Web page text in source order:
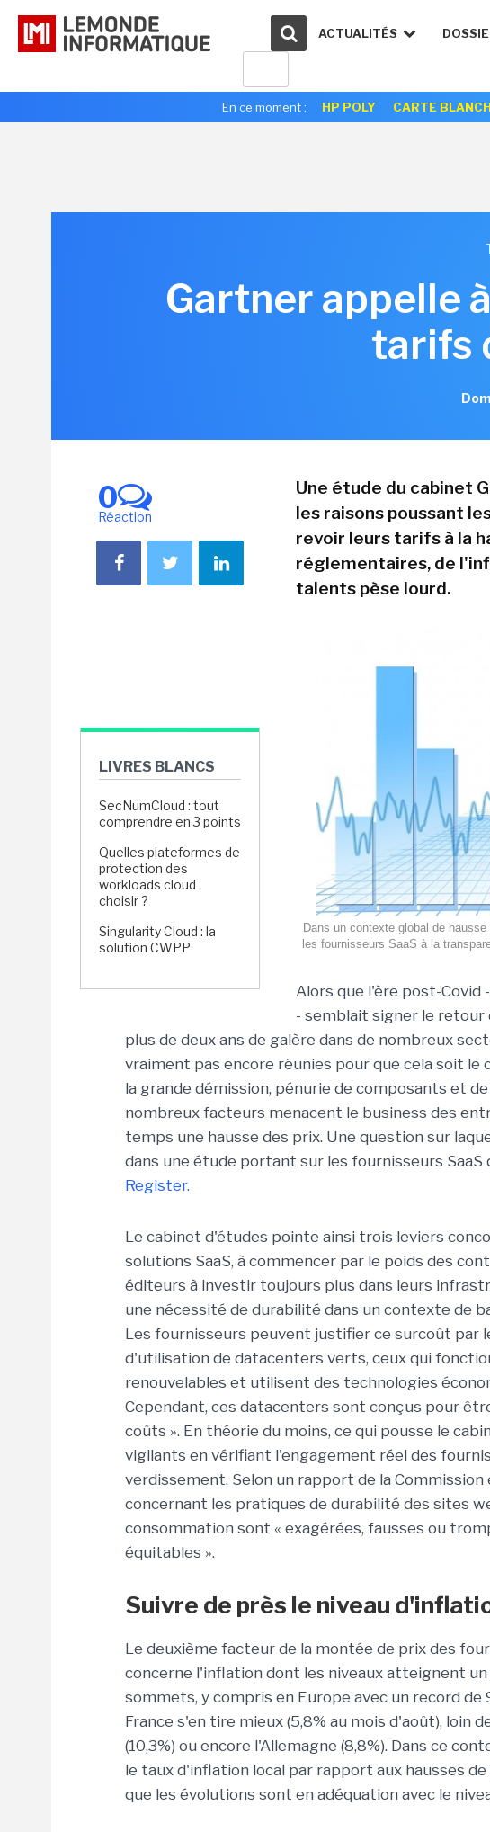
ACTUALITÉS
En ce moment : HP POLY CARTE
Gartner appelle
tarifs
0
Réaction
LIVRES BLANCS
SecNumCloud : tout
comprendre en 3 points
Quelles plateformes de
protection des
workloads cloud
choisir ?
Singularity Cloud : la
solution CWPP
Une étude du cabinet
les raisons poussant
revoir leurs tarifs à la
réglementaires, de
talents pèse lourd.
Dans un contexte global de
les fournisseurs SaaS à la
Alors que l'ère post-
- semblait signer le retour
plus de deux ans de galère dans de nombreux
vraiment pas encore réunies pour que cela soit le
la grande démission, pénurie de composants et
nombreux facteurs menacent le business des
temps une hausse des prix. Une question sur
dans une étude portant sur les fournisseurs SaaS
Register.
Le cabinet d'études pointe ainsi trois leviers
solutions SaaS, à commencer par le poids des
éditeurs à investir toujours plus dans leurs
une nécessité de durabilité dans un contexte de
Les fournisseurs peuvent justifier ce surcoût par
d'utilisation de datacenters verts, ceux qui
renouvelables et utilisent des technologies
Cependant, ces datacenters sont conçus pour
coûts ». En théorie du moins, ce qui pousse le
vigilants en vérifiant l'engagement réel des
verdissement. Selon un rapport de la
concernant les pratiques de durabilité des sites
consommation sont « exagérées, fausses ou
équitables ».
Suivre de près le niveau
Le deuxième facteur de la montée de prix des
concerne l'inflation dont les niveaux atteignent
sommets, y compris en Europe avec un record de
France s'en tire mieux (5,8% au mois d'août), loin
(10,3%) ou encore l'Allemagne (8,8%). Dans ce
le taux d'inflation local par rapport aux hausses
que les évolutions sont en adéquation avec le